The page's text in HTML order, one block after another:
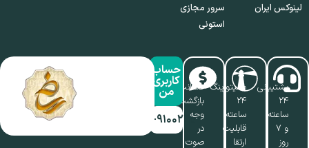
لینوکس ایران
سرور مجازی
استونی
پشتیبانی
۲۴
ساعته
و ۷
روز
مانیتورینگ
۲۴
ساعته،
قابلیت
ارتقا
ضمانت
بازگشت
وجه
در
صوت
حساب
کاربری
من
۰۱۷-۹۱۰۰۲۱۱۰